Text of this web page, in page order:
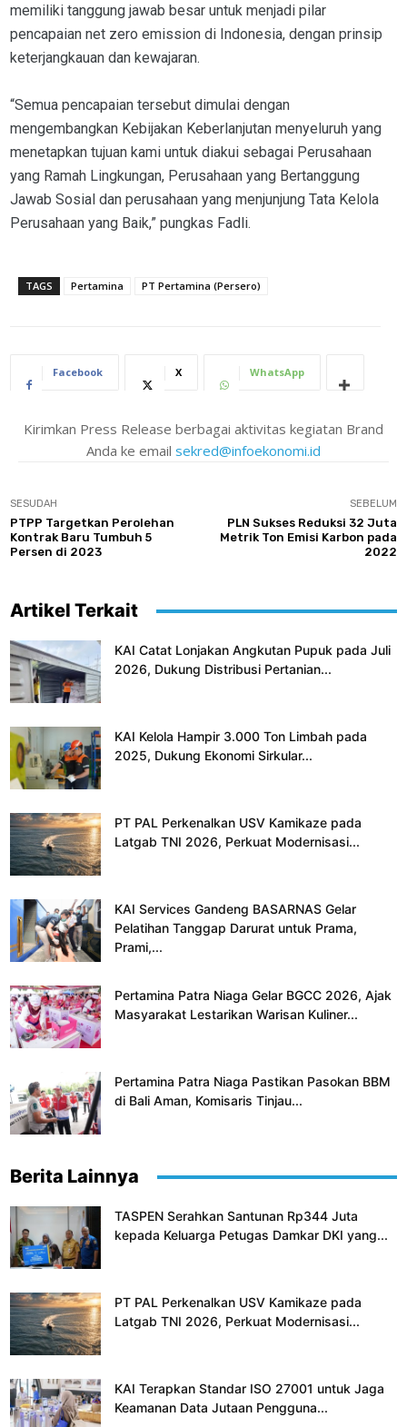
memiliki tanggung jawab besar untuk menjadi pilar
pencapaian net zero emission di Indonesia, dengan prinsip
keterjangkauan dan kewajaran.
“Semua pencapaian tersebut dimulai dengan
mengembangkan Kebijakan Keberlanjutan menyeluruh yang
menetapkan tujuan kami untuk diakui sebagai Perusahaan
yang Ramah Lingkungan, Perusahaan yang Bertanggung
Jawab Sosial dan perusahaan yang menjunjung Tata Kelola
Perusahaan yang Baik,” pungkas Fadli.
TAGS Pertamina PT Pertamina (Persero)
Facebook X WhatsApp
Kirimkan Press Release berbagai aktivitas kegiatan Brand
Anda ke email sekred@infoekonomi.id
SESUDAH
PTPP Targetkan Perolehan
Kontrak Baru Tumbuh 5
Persen di 2023
SEBELUM
PLN Sukses Reduksi 32 Juta
Metrik Ton Emisi Karbon pada
2022
Artikel Terkait
KAI Catat Lonjakan Angkutan Pupuk pada Juli
2026, Dukung Distribusi Pertanian...
KAI Kelola Hampir 3.000 Ton Limbah pada
2025, Dukung Ekonomi Sirkular...
PT PAL Perkenalkan USV Kamikaze pada
Latgab TNI 2026, Perkuat Modernisasi...
KAI Services Gandeng BASARNAS Gelar
Pelatihan Tanggap Darurat untuk Prama,
Prami,...
Pertamina Patra Niaga Gelar BGCC 2026, Ajak
Masyarakat Lestarikan Warisan Kuliner...
Pertamina Patra Niaga Pastikan Pasokan BBM
di Bali Aman, Komisaris Tinjau...
Berita Lainnya
TASPEN Serahkan Santunan Rp344 Juta
kepada Keluarga Petugas Damkar DKI yang...
PT PAL Perkenalkan USV Kamikaze pada
Latgab TNI 2026, Perkuat Modernisasi...
KAI Terapkan Standar ISO 27001 untuk Jaga
Keamanan Data Jutaan Pengguna...